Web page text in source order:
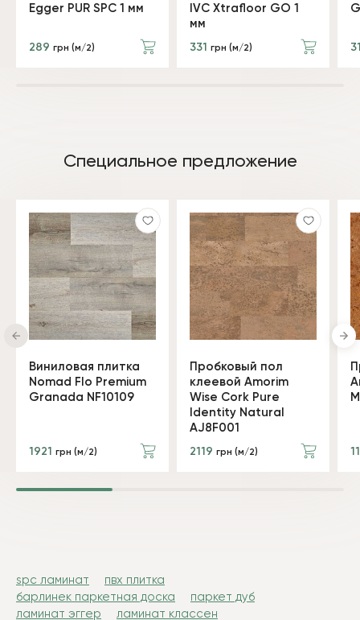
Egger PUR SPC 1 мм
289 грн (м/2)
IVC Xtrafloor GO 1
мм
331 грн (м/2)
Специальное предложение
Виниловая плитка
Nomad Flo Premium
Granada NF10109
1921 грн (м/2)
Пробковый пол
клеевой Amorim
Wise Cork Pure
Identity Natural
AJ8F001
2119 грн (м/2)
spc ламинат
пвх плитка
барлинек паркетная доска
паркет дуб
ламинат эггер
ламинат классен